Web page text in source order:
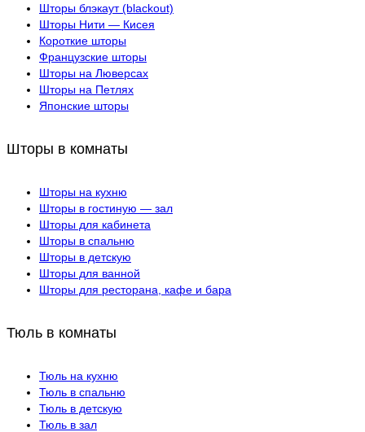
Шторы блэкаут (blackout)
Шторы Нити — Кисея
Короткие шторы
Французские шторы
Шторы на Люверсах
Шторы на Петлях
Японские шторы
Шторы в комнаты
Шторы на кухню
Шторы в гостиную — зал
Шторы для кабинета
Шторы в спальню
Шторы в детскую
Шторы для ванной
Шторы для ресторана, кафе и бара
Тюль в комнаты
Тюль на кухню
Тюль в спальню
Тюль в детскую
Тюль в зал